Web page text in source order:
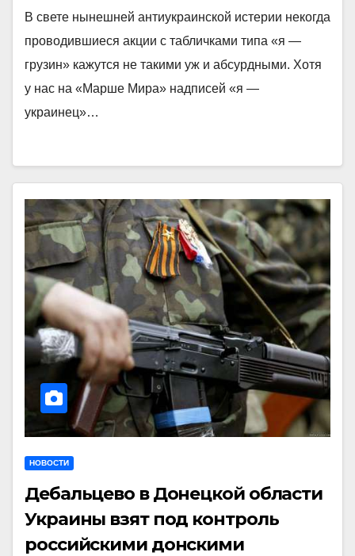
В свете нынешней антиукраинской истерии некогда
проводившиеся акции с табличками типа «я —
грузин» кажутся не такими уж и абсурдными. Хотя
у нас на «Марше Мира» надписей «я —
украинец»…
НОВОСТИ
Дебальцево в Донецкой области
Украины взят под контроль
российскими донскими